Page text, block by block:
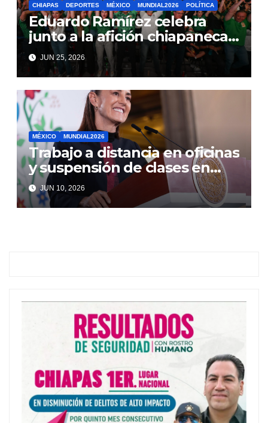
CHIAPAS DEPORTES MÉXICO MUNDIAL2026 POLÍTICA
Eduardo Ramírez celebra
junto a la afición chiapaneca
el triunfo de México frente a
Chequia en el Mundial 2026
JUN 25, 2026
MÉXICO MUNDIAL2026
Trabajo a distancia en oficinas
y suspensión de clases en
CDMX en la inauguración del
Mundial 2026
JUN 10, 2026